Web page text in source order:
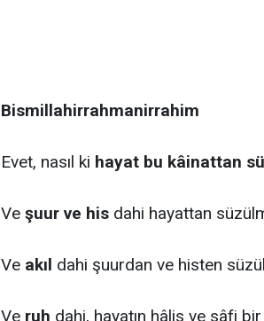
Bismillahirrahmanirrahim
Evet, nasıl ki hayat bu kâinattan
Ve şuur ve his dahi hayattan
Ve akıl dahi şuurdan ve histen
Ve ruh dahi, hayatın hâlis ve sâfi